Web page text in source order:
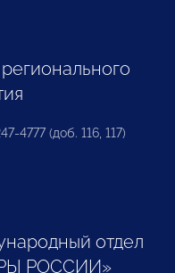
4777 (доб. 116, 117)
отдел
РОССИИ»